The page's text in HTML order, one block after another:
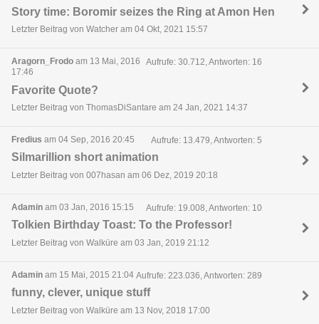
Story time: Boromir seizes the Ring at Amon Hen
Letzter Beitrag von Watcher am 04 Okt, 2021 15:57
Aragorn_Frodo am 13 Mai, 2016
17:46
Aufrufe: 30.712, Antworten: 16
Favorite Quote?
Letzter Beitrag von ThomasDiSantare am 24 Jan, 2021 14:37
Fredius am 04 Sep, 2016 20:45 Aufrufe: 13.479, Antworten: 5
Silmarillion short animation
Letzter Beitrag von 007hasan am 06 Dez, 2019 20:18
Adamin am 03 Jan, 2016 15:15 Aufrufe: 19.008, Antworten: 10
Tolkien Birthday Toast: To the Professor!
Letzter Beitrag von Walküre am 03 Jan, 2019 21:12
Adamin am 15 Mai, 2015 21:04 Aufrufe: 223.036, Antworten: 289
funny, clever, unique stuff
Letzter Beitrag von Walküre am 13 Nov, 2018 17:00